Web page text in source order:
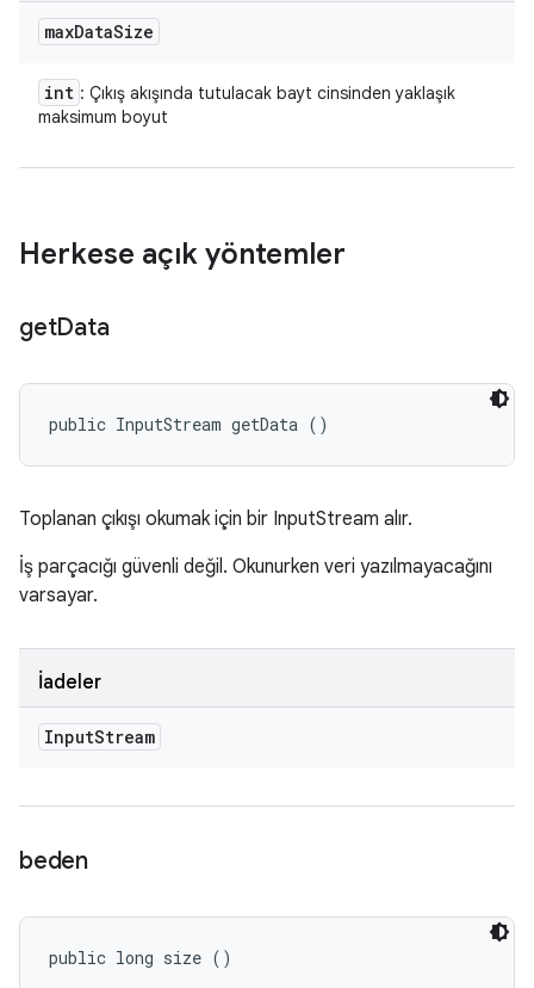
maxDataSize
int : Çıkış akışında tutulacak bayt cinsinden yaklaşık
maksimum boyut
Herkese açık yöntemler
getData
public InputStream getData ()
Toplanan çıkışı okumak için bir InputStream alır.
İş parçacığı güvenli değil. Okunurken veri yazılmayacağını
varsayar.
İadeler
InputStream
beden
public long size ()